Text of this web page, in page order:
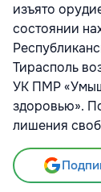
изъято
состоянии
Тирасполь
УК ПМР
здоровью».
лишения